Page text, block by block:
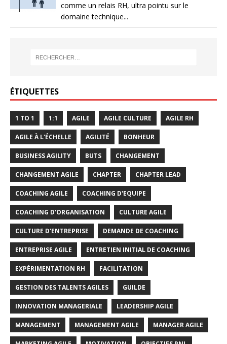
comme un relais RH, ultra pointu sur le
domaine technique...
ÉTIQUETTES
1 TO 1 1:1 AGILE AGILE CULTURE AGILE RH
AGILE À L'ÉCHELLE AGILITÉ BONHEUR
BUSINESS AGILITY BUTS CHANGEMENT
CHANGEMENT AGILE CHAPTER CHAPTER LEAD
COACHING AGILE COACHING D'EQUIPE
COACHING D'ORGANISATION CULTURE AGILE
CULTURE D'ENTREPRISE DEMANDE DE COACHING
ENTREPRISE AGILE ENTRETIEN INITIAL DE COACHING
EXPÉRIMENTATION RH FACILITATION
GESTION DES TALENTS AGILES GUILDE
INNOVATION MANAGERIALE LEADERSHIP AGILE
MANAGEMENT MANAGEMENT AGILE MANAGER AGILE